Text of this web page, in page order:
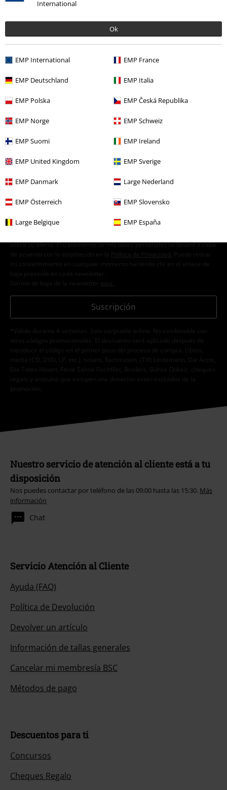
International
Ok
EMP International EMP France
EMP Deutschland EMP Italia
EMP Polska EMP Česká Republika
EMP Norge EMP Schweiz
EMP Suomi EMP Ireland
EMP United Kingdom EMP Sverige
EMP Danmark Large Nederland
EMP Österreich EMP Slovensko
Large Belgique EMP España
Estilos Rockabilly Accesorios
Estilos Rockwear Accesorios Bolsas Bolsos de Mano
Estilos Gothic Accesorios Bolsos Bolsos de Mano
Estilos Rockabilly Rockabilly Mujer
Ropa & accesorios Bolsos de Mano
E-mail Newsletter
suscríbete ahora!Más
E.M.P. Merchandising Handelsgesellschaft mbH procese mis datos
sobre su oferta. El tratamiento de mis datos personales se llevará a cabo
de acuerdo con lo establecido en la
Política de Privacidad . Puedo retirar
mi consentimiento en cualquier momento haciendo clic en el enlace de
baja presente en cada newsletter.
Darme de baja de la newsletter
aquí
Suscripción
*Válido durante 4 semanas. Solo canjeable online. No combinable con
otros códigos promocionales. El descuento será aplicado después de
introducir el código en el primer paso del proceso de compra. Libros,
media (CD, DVD, LP, etc.), tickets, Rammstein, (Till) Lindemann, Die Ärzte,
Die Toten Hosen, Feine Sahne Fischfilet, Broilers, Böhse Onkelz, cheques-
regalo y artículos que incluyen una donación están excluidos de la
promoción.
Nuestro servicio de atención al cliente está a tu
disposición
Nos puedes contactar por teléfono de las 09:00 hasta las 15:30. Más
información
Chat
Servicio Atención al Cliente
Ayuda (FAQ)
Política de Devolución
Devolver un artículo
Información de tallas generales
Cancelar mi membresía BSC
Métodos de pago
Descuentos para ti
Concursos
Cheques Regalo